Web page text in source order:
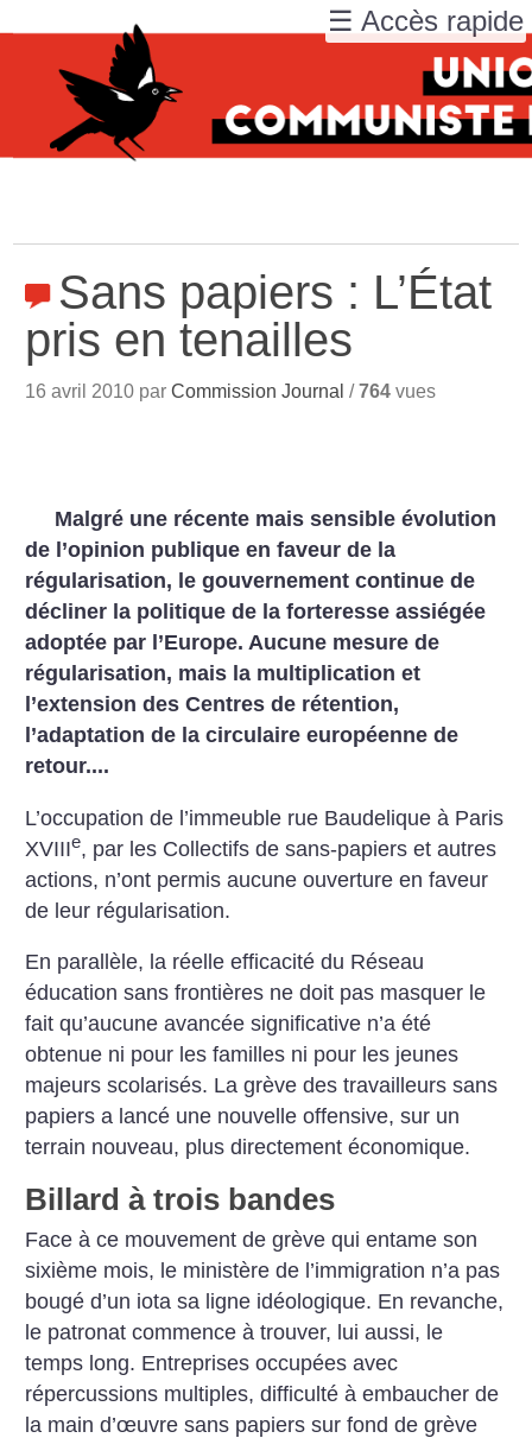
Sans papiers : L’État
pris en tenailles
16 avril 2010 parCommission Journal /764 vues
Malgré une récente mais sensible évolution
de l’opinion publique en faveur de la
régularisation, le gouvernement continue de
décliner la politique de la forteresse assiégée
adoptée par l’Europe. Aucune mesure de
régularisation, mais la multiplication et
l’extension des Centres de rétention,
l’adaptation de la circulaire européenne de
retour....
L’occupation de l’immeuble rue Baudelique à Paris
XVIIIe, par les Collectifs de sans-papiers et autres
actions, n’ont permis aucune ouverture en faveur
de leur régularisation.
En parallèle, la réelle efficacité du Réseau
éducation sans frontières ne doit pas masquer le
fait qu’aucune avancée significative n’a été
obtenue ni pour les familles ni pour les jeunes
majeurs scolarisés. La grève des travailleurs sans
papiers a lancé une nouvelle offensive, sur un
terrain nouveau, plus directement économique.
Billard à trois bandes
Face à ce mouvement de grève qui entame son
sixième mois, le ministère de l’immigration n’a pas
bougé d’un iota sa ligne idéologique. En revanche,
le patronat commence à trouver, lui aussi, le
temps long. Entreprises occupées avec
répercussions multiples, difficulté à embaucher de
la main d’œuvre sans papiers sur fond de grève
☰ Accès rapide